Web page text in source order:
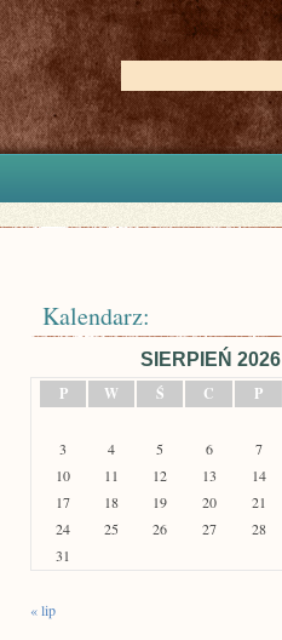
Kalendarz:
SIERPIEŃ 2026
P
W Ś C P
3
4 5 6 7
10
11 12 13 14
17
18 19 20 21
24
25 26 27 28
31
« lip